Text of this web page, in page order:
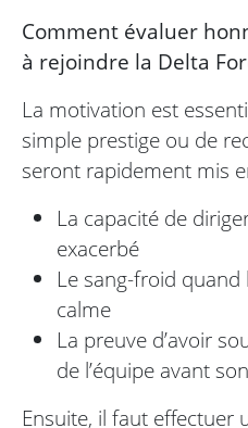
Comment évaluer
à rejoindre la Delta
La motivation est
simple prestige ou de
seront rapidement mis
La capacité de
exacerbé
Le sang-froid
calme
La preuve d’avoir
de l’équipe avant
Ensuite, il faut effectuer